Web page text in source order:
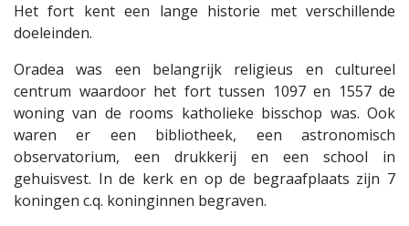
Het fort kent een lange historie met verschillende
doeleinden.
Oradea was een belangrijk religieus en cultureel
centrum waardoor het fort tussen 1097 en 1557 de
woning van de rooms katholieke bisschop was. Ook
waren er een bibliotheek, een astronomisch
observatorium, een drukkerij en een school in
gehuisvest. In de kerk en op de begraafplaats zijn 7
koningen c.q. koninginnen begraven.